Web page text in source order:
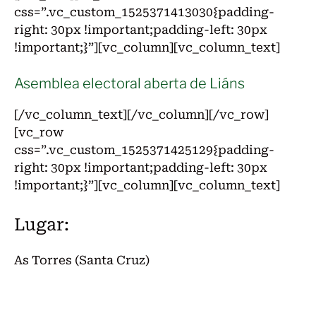
css=”.vc_custom_1525371413030{padding-
right: 30px !important;padding-left: 30px
!important;}”][vc_column][vc_column_text]
Asemblea electoral aberta de Liáns
[/vc_column_text][/vc_column][/vc_row]
[vc_row
css=”.vc_custom_1525371425129{padding-
right: 30px !important;padding-left: 30px
!important;}”][vc_column][vc_column_text]
Lugar:
As Torres (Santa Cruz)